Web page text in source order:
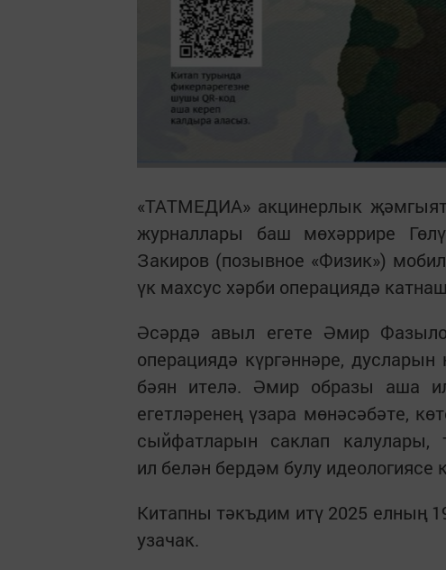
«ТАТМЕДИА» акцинерлык
журналлары баш мөхәррире
Закиров (позывное «Физик»)
үк махсус хәрби операциядә
Әсәрдә авыл егете Әмир
операциядә күргәннәре,
бәян ителә. Әмир образы аша
егетләренең үзара мөнәсәбәте,
сыйфатларын саклап калулары,
ил белән бердәм булу идеологиясе
Китапны тәкъдим итү 2025 елның
узачак.